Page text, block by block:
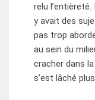
relu l’entièreté.
y avait des
pas trop
au sein du
cracher dans
s’est lâché